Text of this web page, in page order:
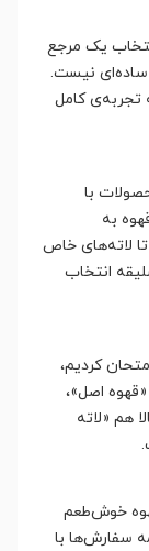
یک مرجع
ساده‌ای نیست.
تجربه‌ی کامل
با
به
لاته‌های خاص
انتخاب
کردیم،
اصل»،
هم «لاته
خوش‌طعم
سفارش‌ها با